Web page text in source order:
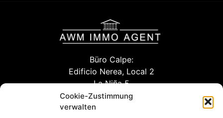
Cookie-Zustimmung
verwalten
Büro Calpe:
Edificio Nerea, Local 2
La Niña 5
03710 Calpe (Alicante)